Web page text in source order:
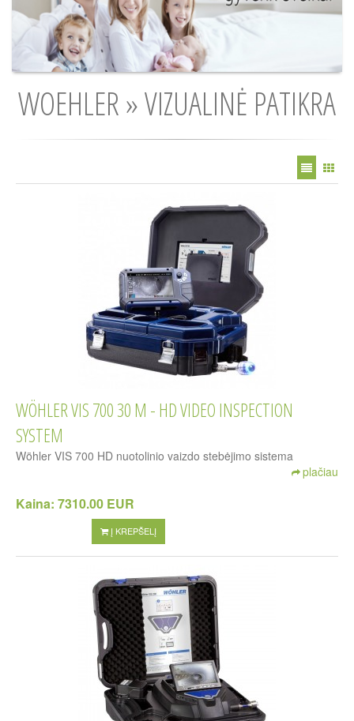
WOEHLER » VIZUALINĖ PATIKRA
WÖHLER VIS 700 30 M - HD VIDEO INSPECTION
SYSTEM
Wöhler VIS 700 HD nuotolinio vaizdo stebėjimo sistema
plačiau
Kaina: 7310.00 EUR
Į KREPŠELĮ